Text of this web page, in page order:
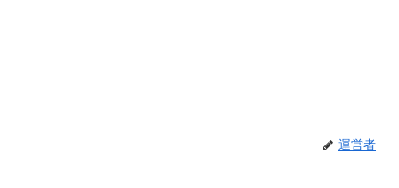
運営者